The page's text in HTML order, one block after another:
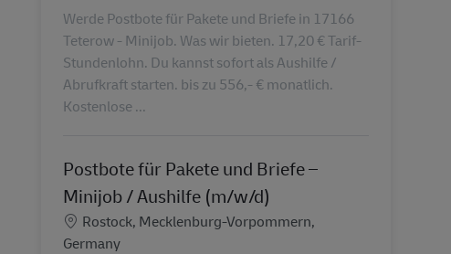
Werde Postbote für Pakete und Briefe in 17166
Teterow - Minijob. Was wir bieten. 17,20 € Tarif-
Stundenlohn. Du kannst sofort als Aushilfe /
Abrufkraft starten. bis zu 556,- € monatlich.
Kostenlose ...
Postbote für Pakete und Briefe –
Minijob / Aushilfe (m/w/d)
Lokalizacja
Rostock, Mecklenburg-Vorpommern,
Germany